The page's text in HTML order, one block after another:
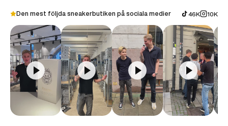
Den mest följda sneakerbutiken på sociala medier 46K 10K